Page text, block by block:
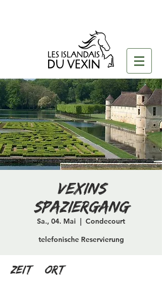
Vexins
Spaziergang
Sa., 04. Mai
  |
Condecourt
telefonische Reservierung
Zeit & Ort